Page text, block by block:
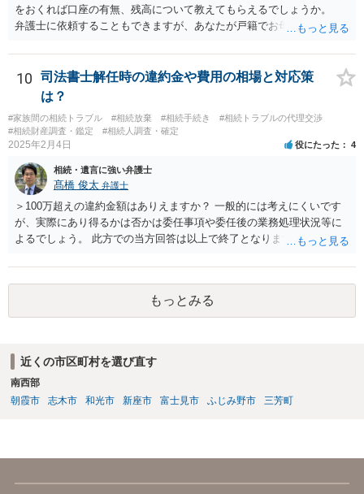
をおくれば口座の有無、残高について教えてもらえるでしょうか。
弁護士に依頼することもできますが、あなたが戸籍でお母さんの相続
高は教えてくれると思います。 自分ではよくわからないということ
であれば、弁護士に相談し依頼されたら良いと思います。
10
司法書士解任時の違約金や費用の相場と対応策
は？
#家族間の相続トラブル #相続放棄 #相続手続き
#相続トラブルの代理交渉
#相続財産調査・鑑定
#相続人調査・確定
2025年2月4日 役にたった 4
相続・遺言に強い弁護士
髙橋 俊太 弁護士
＞100万超えの違約金額はありえますか？ 一般的には考えにくいです
が、実際にあり得るかは否かは委任事項や委任後の業務処理状況等に
よるでしょう。 此方での当方回答は以上で終了となりますが、参考に
もっとみる
近くの市区町村を選び直す
南西部
朝霞市
志木市 和光市 新座市 富士見市 ふじみ野市 三芳町